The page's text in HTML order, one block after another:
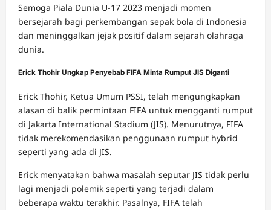
Semoga Piala Dunia U-17 2023 menjadi momen
bersejarah bagi perkembangan sepak bola di Indonesia
dan meninggalkan jejak positif dalam sejarah olahraga
dunia.
Erick Thohir Ungkap Penyebab FIFA Minta Rumput JIS Diganti
Erick Thohir, Ketua Umum PSSI, telah mengungkapkan
alasan di balik permintaan FIFA untuk mengganti rumput
di Jakarta International Stadium (JIS). Menurutnya, FIFA
tidak merekomendasikan penggunaan rumput hybrid
seperti yang ada di JIS.
Erick menyatakan bahwa masalah seputar JIS tidak perlu
lagi menjadi polemik seperti yang terjadi dalam
beberapa waktu terakhir. Pasalnya, FIFA telah